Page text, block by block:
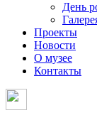
День
Проекты
Новости
О музее
Контакты